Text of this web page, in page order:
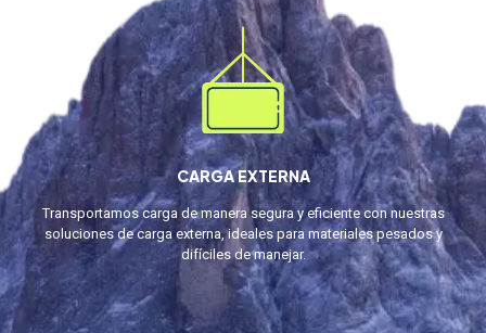
CARGA EXTERNA
Transportamos carga de manera segura y eficiente con nuestras
soluciones de carga externa, ideales para materiales pesados y
difíciles de manejar.